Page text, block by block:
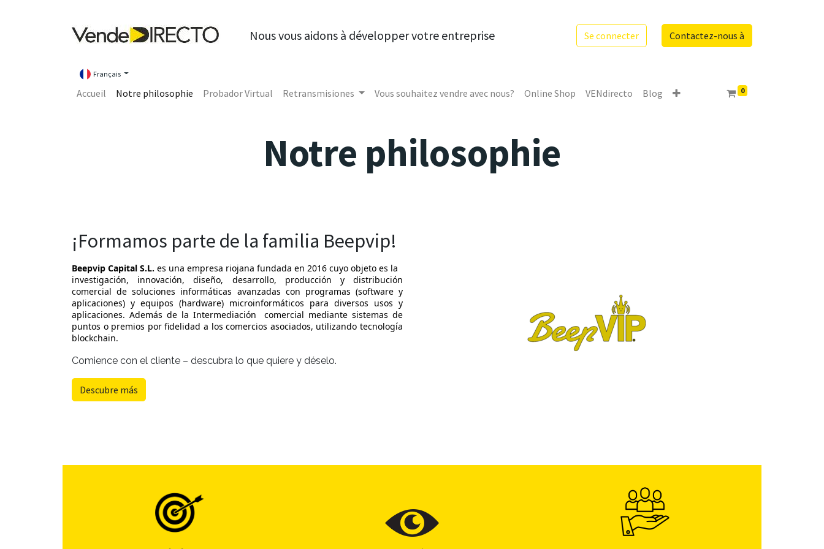
Nous vous aidons à développer votre entreprise Se connecter Contactez-nous à
Français
Accueil Notre philosophie Probador Virtual Retransmisiones Vous souhaitez vendre avec nous? Online Shop VENdirecto Blog 0
Notre philosophie
¡Formamos parte de la familia Beepvip!
Beepvip Capital S.L. es una empresa riojana fundada en 2016 cuyo objeto es la
investigación, innovación, diseño, desarrollo, producción y distribución
comercial de soluciones informáticas avanzadas con programas (software y
aplicaciones) y equipos (hardware) microinformáticos para diversos usos y
aplicaciones. Además de la Intermediación comercial mediante sistemas de
puntos o premios por fidelidad a los comercios asociados, utilizando tecnología
blockchain.
Comience con el cliente – descubra lo que quiere y déselo.
Descubre más